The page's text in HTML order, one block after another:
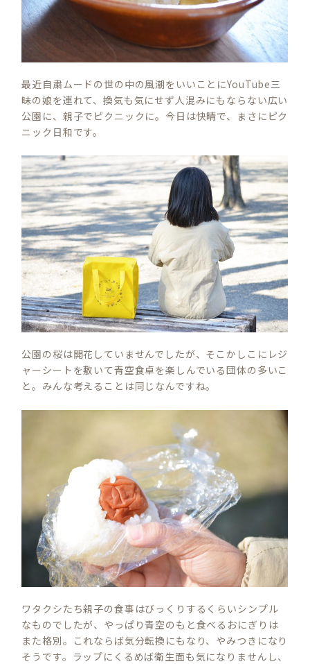
最近自粛ムードの世の中の風潮をいいことにYouTube三
昧の娘を連れて、換気も気にせず人混みにもならない広い
公園に、親子でピクニックに。今日は快晴で、まさにピク
ニック日和です。
公園の桜は開花していませんでしたが、そこかしこにレジ
ャーシートを敷いて青空食卓を楽しんでいる団体の多いこ
と。みんな考えることは同じなんですね。
ワタクシたち親子の食事はびっくりするくらいシンプル
なものでしたが、やっぱり青空のもと食べるおにぎりは
また格別。これならば気分転換にもなり、やみつきになり
そうです。ラップにくるめば衛生面も気になりませんし、